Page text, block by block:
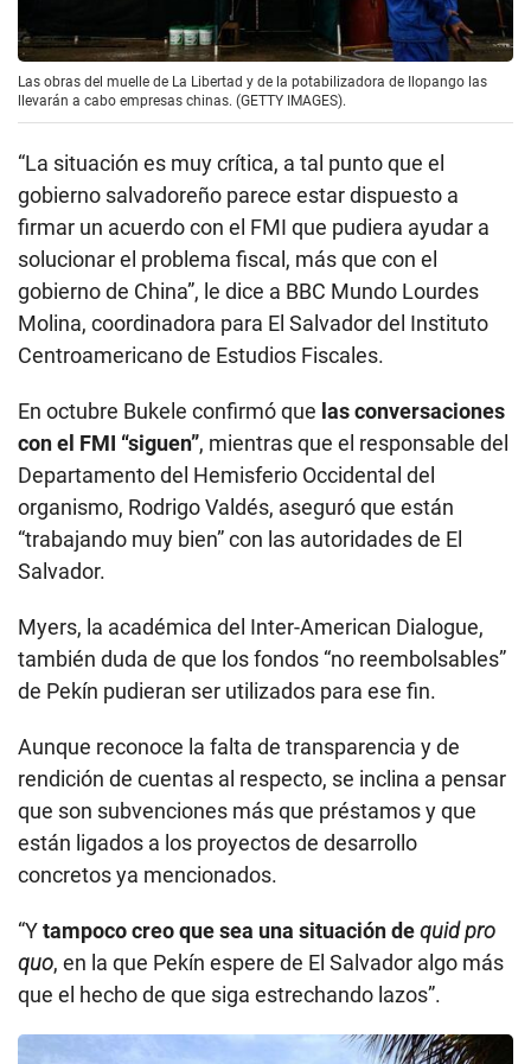
Las obras del muelle de La Libertad y de la potabilizadora de Ilopango las
llevarán a cabo empresas chinas. (GETTY IMAGES).
“La situación es muy crítica, a tal punto que el
gobierno salvadoreño parece estar dispuesto a
firmar un acuerdo con el FMI que pudiera ayudar a
solucionar el problema fiscal, más que con el
gobierno de China”, le dice a BBC Mundo Lourdes
Molina, coordinadora para El Salvador del Instituto
Centroamericano de Estudios Fiscales.
En octubre Bukele confirmó que las conversaciones
con el FMI “siguen”, mientras que el responsable del
Departamento del Hemisferio Occidental del
organismo, Rodrigo Valdés, aseguró que están
“trabajando muy bien” con las autoridades de El
Salvador.
Myers, la académica del Inter-American Dialogue,
también duda de que los fondos “no reembolsables”
de Pekín pudieran ser utilizados para ese fin.
Aunque reconoce la falta de transparencia y de
rendición de cuentas al respecto, se inclina a pensar
que son subvenciones más que préstamos y que
están ligados a los proyectos de desarrollo
concretos ya mencionados.
“Ytampoco creo que sea una situación dequid pro
quo, en la que Pekín espere de El Salvador algo más
que el hecho de que siga estrechando lazos”.